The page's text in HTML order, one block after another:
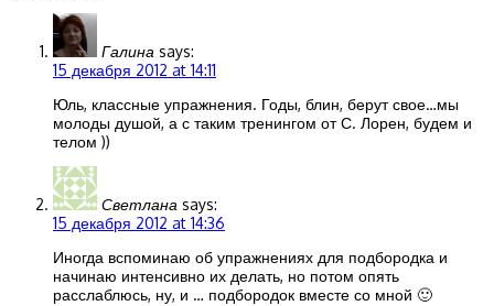
Галина says:
15 декабря 2012 at 14:11
Юль, классные упражнения. Годы, блин, берут свое…мы
молоды душой, а с таким тренингом от С. Лорен, будем и
телом ))
Светлана says:
15 декабря 2012 at 14:36
Иногда вспоминаю об упражнениях для подбородка и
начинаю интенсивно их делать, но потом опять
расслаблюсь, ну, и … подбородок вместе со мной 🙂